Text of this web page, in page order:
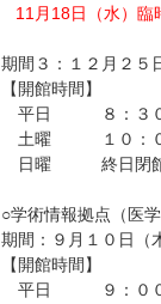
11月18日（水）臨
期間３：１２月２５
【開館時間】
平日 ８：３０
土曜 １０：０
日曜 終日閉
○学術情報拠点（医学
期間：９月１０日（
【開館時間】
平日 ９：００